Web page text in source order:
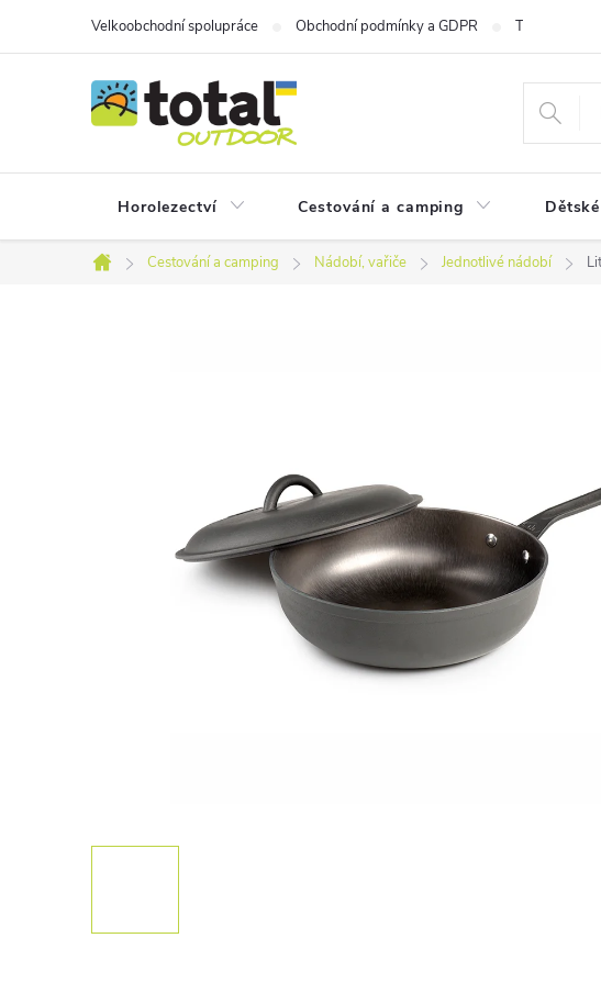
Velkoobchodní spolupráce Obchodní podmínky a GDPR Technologie
Horolezectví Cestování a camping
Domů
Cestování a camping Nádobí, vařiče Jednotlivé nádobí